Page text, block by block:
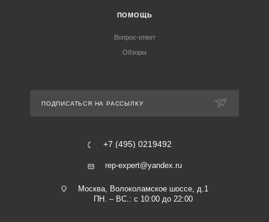
ПОМОЩЬ
Вопрос-ответ
Обзоры
ПОДПИСАТЬСЯ НА РАССЫЛКУ
+7 (495) 0219492
rep-expert@yandex.ru
Москва, Волоколамское шоссе, д.1
ПН. – ВС.: с 10:00 до 22:00